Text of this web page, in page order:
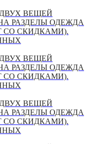
ВЕЩЕЙ
РАЗДЕЛЫ ОДЕЖДА
СО СКИДКАМИ).
ВЕЩЕЙ
РАЗДЕЛЫ ОДЕЖДА
СО СКИДКАМИ).
ВЕЩЕЙ
РАЗДЕЛЫ ОДЕЖДА
СО СКИДКАМИ).